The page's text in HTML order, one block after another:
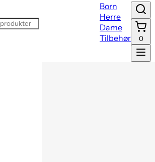
Born
Herre
Dame
Tilbehør
0